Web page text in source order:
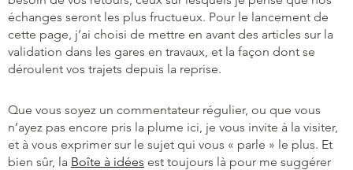
échanges seront les plus fructueux. Pour le lancement de
cette page, j’ai choisi de mettre en avant des articles sur la
validation dans les gares en travaux, et la façon dont se
déroulent vos trajets depuis la reprise.
Que vous soyez un commentateur régulier, ou que vous
n’ayez pas encore pris la plume ici, je vous invite à la visiter,
et à vous exprimer sur le sujet qui vous « parle » le plus. Et
bien sûr, la Boîte à idées est toujours là pour me suggérer